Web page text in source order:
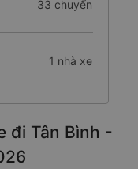
33 chuyến
1 nhà xe
đi Tân Bình -